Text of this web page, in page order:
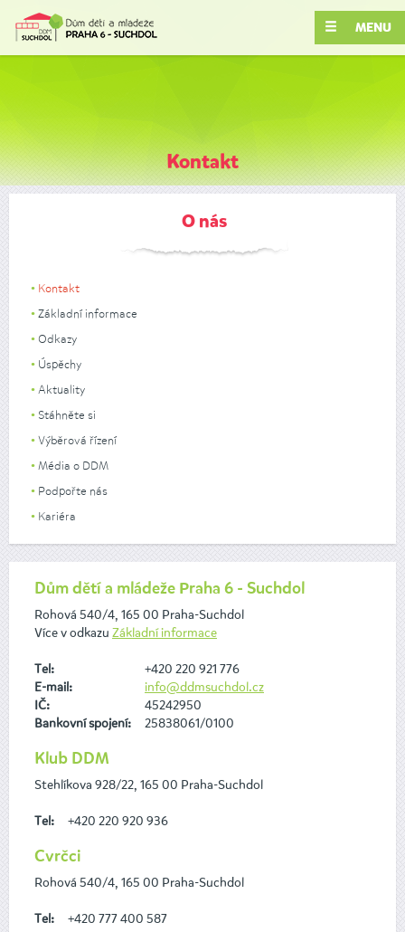
MENU
Kontakt
O nás
Kontakt
Základní informace
Odkazy
Úspěchy
Aktuality
Stáhněte si
Výběrová řízení
Média o DDM
Podpořte nás
Kariéra
Dům dětí a mládeže Praha 6 - Suchdol
Rohová 540/4, 165 00 Praha-Suchdol
Více v odkazu Základní informace
Tel:
+420 220 921 776
E-mail:
info@ddmsuchdol.cz
IČ:
45242950
Bankovní spojení:
25838061/0100
Klub DDM
Stehlíkova 928/22, 165 00 Praha-Suchdol
Tel: +420 220 920 936
Cvrčci
Rohová 540/4, 165 00 Praha-Suchdol
Tel: +420 777 400 587